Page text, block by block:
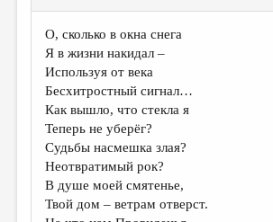
ПРАВИЛА САЙТА
ОТДЕЛЫ И РУБРИКИ
ИЗБРАННОЕ
ДАЙДЖЕСТ
ПРОИЗВЕДЕНИЯ
ПЕРЕВОДЫ
О, сколько в окна снега
Я в жизни накидал –
Используя от века
Бесхитростный сигнал…
Как вышло, что стекла я
Теперь не уберёг?
Судьбы насмешка злая?
Неотвратимый рок?
В душе моей смятенье,
Твой дом – ветрам отверст.